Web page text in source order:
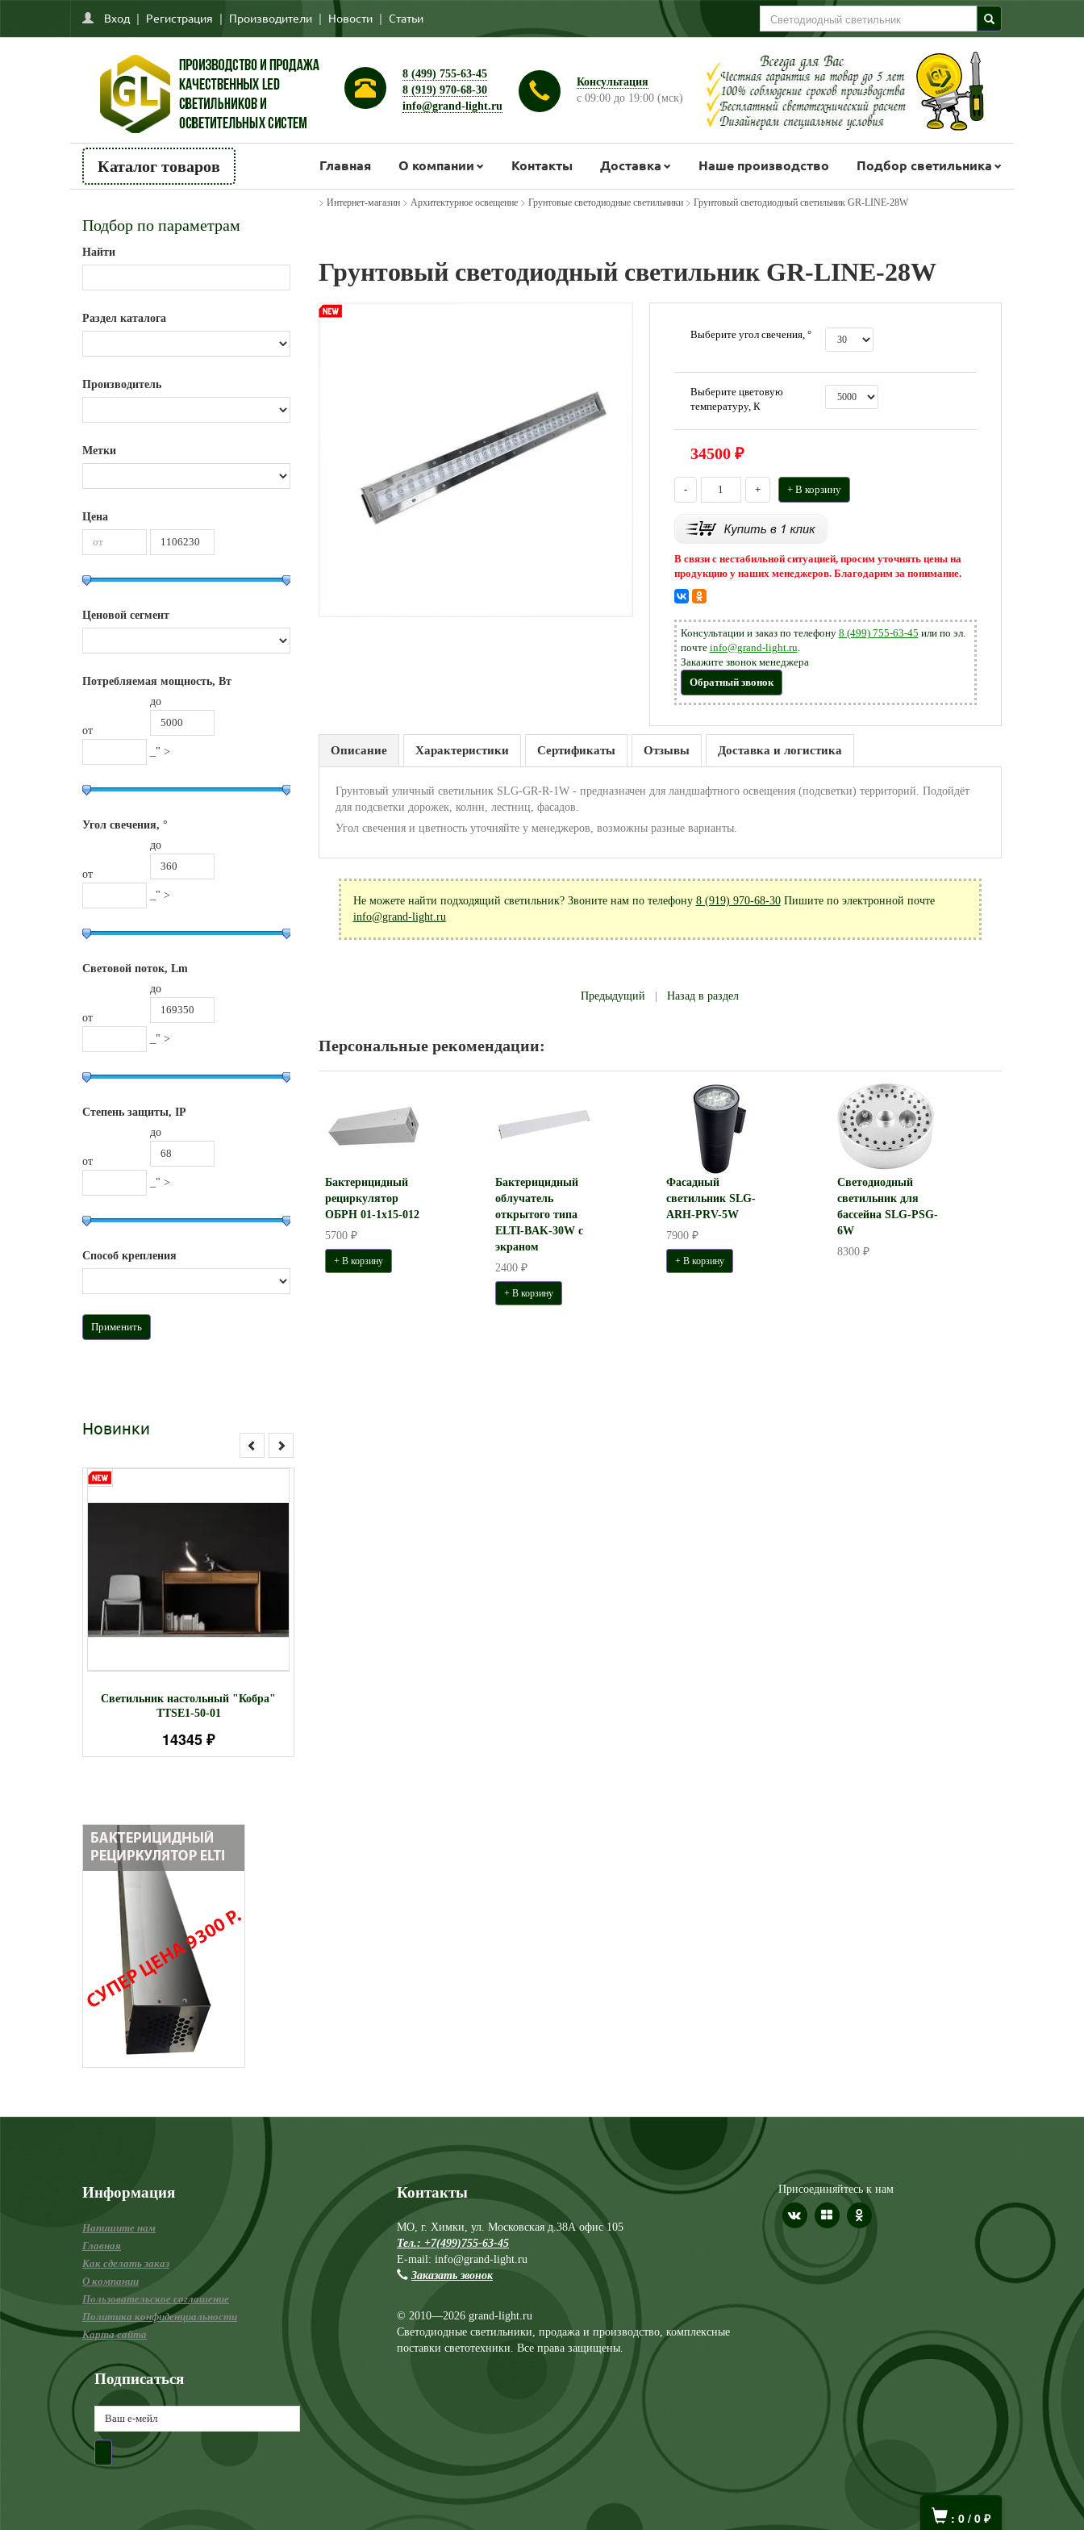
: 0 / 0 ₽
Вход | Регистрация | Производители | Новости | Статьи
8 (499) 755-63-45
8 (919) 970-68-30
info@grand-light.ru
Консультация
с 09:00 до 19:00 (мск)
Каталог товаров Главная О компании Контакты Доставка Наше производство Подбор светильника
Подбор по параметрам
Найти
Раздел каталога
Производитель
Метки
Цена
Ценовой сегмент
Потребляемая мощность, Вт
от
до
_" >
Угол свечения, °
от
до
_" >
Световой поток, Lm
от
до
_" >
Степень защиты, IP
от
до
_" >
Способ крепления
Новинки
Светильник настольный "Кобра"
TTSE1-50-01
14345 ₽
> Интернет-магазин> Архитектурное освещение> Грунтовые светодиодные светильники> Грунтовый светодиодный светильник GR-LINE-28W
Грунтовый светодиодный светильник GR-LINE-28W
Выберите угол свечения, °
Выберите цветовую
температуру, К
34500₽
- + + В корзину
В связи с нестабильной ситуацией, просим уточнять цены на
продукцию у наших менеджеров. Благодарим за понимание.
Консультации и заказ по телефону 8 (499) 755-63-45 или по эл.
почте info@grand-light.ru.
Закажите звонок менеджера
Обратный звонок
Описание Характеристики Сертификаты Отзывы Доставка и логистика
Грунтовый уличный светильник SLG-GR-R-1W - предназначен для ландшафтного освещения (подсветки) территорий. Подойдёт
для подсветки дорожек, колнн, лестниц, фасадов.
Угол свечения и цветность уточняйте у менеджеров, возможны разные варианты.
Не можете найти подходящий светильник? Звоните нам по телефону 8 (919) 970-68-30Пишите по электронной почте
info@grand-light.ru
Предыдущий |Назад в раздел
Персональные рекомендации:
Бактерицидный
рециркулятор
ОБРН 01-1x15-012
5700 ₽
+ В корзину
Бактерицидный
облучатель
открытого типа
ELTI-BAK-30W с
экраном
2400 ₽
+ В корзину
Фасадный
светильник SLG-
ARH-PRV-5W
7900 ₽
+ В корзину
Светодиодный
светильник для
бассейна SLG-PSG-
6W
8300 ₽
Информация
Напишите нам
Главная
Как сделать заказ
О компании
Пользовательское соглашение
Политика конфиденциальности
Карта сайта
Контакты
МО, г. Химки, ул. Московская д.38А офис 105
Тел.: +7(499)755-63-45
E-mail: info@grand-light.ru
Заказать звонок
© 2010—2026 grand-light.ru
Светодиодные светильники, продажа и производство, комплексные
поставки светотехники. Все права защищены.
Присоединяйтесь к нам
Подписаться